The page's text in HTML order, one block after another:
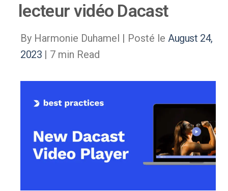
lecteur vidéo Dacast
By Harmonie Duhamel | Posté le August 24,
2023 | 7 min Read